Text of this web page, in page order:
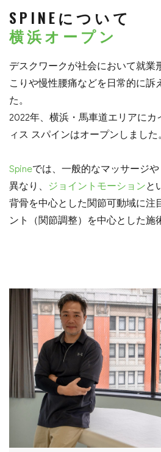
SPINEについて
横浜オープン
デスクワークが社会において就業
こりや慢性腰痛などを日常的に訴
た。
2022年、横浜・馬車道エリアに
ィス スパインはオープンしました。
Spineでは、一般的なマッサージ
異なり、 ジョイントモーションと
背骨を中心とした関節可動域に注
ント（関節調整）を中心とした施